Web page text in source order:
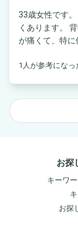
33歳女性です
くあります。
が痛くて、特に
1人が参考になっ
お探
キーワ
お探